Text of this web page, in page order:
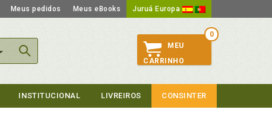
Meus pedidos Meus eBooks Juruá Europa
0
MEU
CARRINHO
INSTITUCIONAL LIVREIROS CONSINTER